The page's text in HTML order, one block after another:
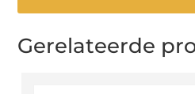
Gerelateerde